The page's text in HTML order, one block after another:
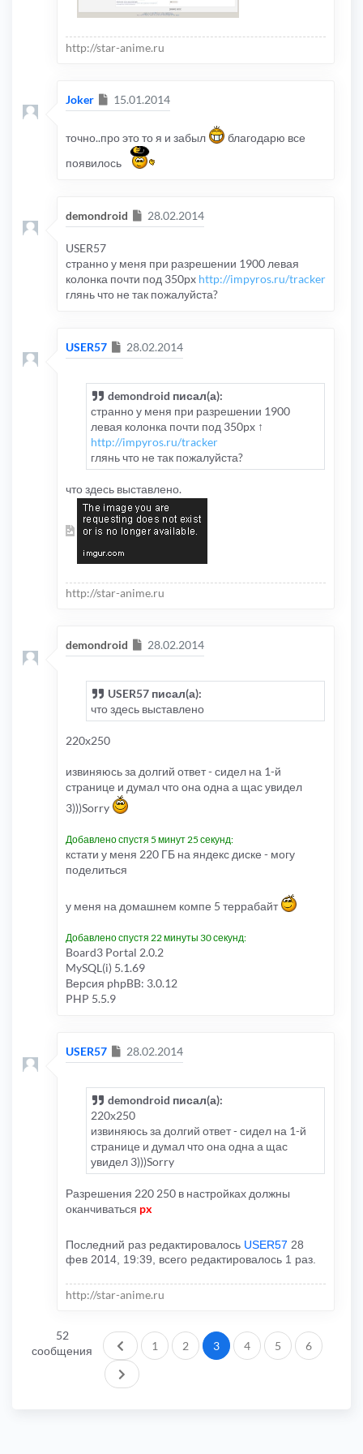
http://star-anime.ru
Joker Сообщение
15.01.2014
точно..про это то я и забыл
благодарю все
появилось
demondroid Сообщение
28.02.2014
USER57
странно у меня при разрешении 1900 левая
колонка почти под 350px http://impyros.ru/tracker
глянь что не так пожалуйста?
USER57 Сообщение
28.02.2014
demondroid писал(а):
странно у меня при разрешении 1900
левая колонка почти под 350px ↑
http://impyros.ru/tracker
глянь что не так пожалуйста?
что здесь выставлено.
http://star-anime.ru
demondroid Сообщение
28.02.2014
USER57 писал(а):
что здесь выставлено
220х250
извиняюсь за долгий ответ - сидел на 1-й
странице и думал что она одна а щас увидел
3)))Sorry
Добавлено спустя 5 минут 25 секунд:
кстати у меня 220 ГБ на яндекс диске - могу
поделиться
у меня на домашнем компе 5 террабайт
Добавлено спустя 22 минуты 30 секунд:
Board3 Portal 2.0.2
MySQL(i) 5.1.69
Версия phpBB: 3.0.12
PHP 5.5.9
USER57 Сообщение
28.02.2014
demondroid писал(а):
220х250
извиняюсь за долгий ответ - сидел на 1-й
странице и думал что она одна а щас
увидел 3)))Sorry
Разрешения 220 250 в настройках должны
оканчиваться px
Последний раз редактировалось USER57 28
фев 2014, 19:39, всего редактировалось 1 раз.
http://star-anime.ru
52
сообщения
Пред.
1 2 3 4 5
6
След.